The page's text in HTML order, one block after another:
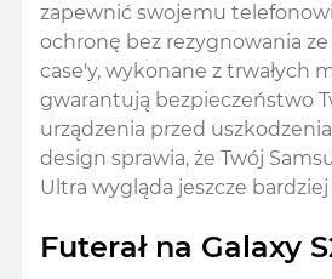
zapewnić swojemu
ochronę bez rezygnowania ze
case'y, wykonane z trwałych
gwarantują bezpieczeństwo
urządzenia przed
design sprawia, że Twój
Ultra wygląda jeszcze
Futerał na Galaxy